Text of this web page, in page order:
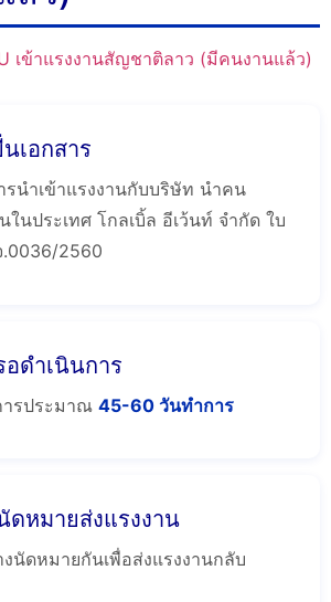
เอกสาร
รนำเข้าแรงงานกับบริษัท นำคน
ในประเทศ โกลเบิ้ล อีเว้นท์ จำกัด ใบ
2560
ดำเนินการ
ารประมาณ 45-60 วันทำการ
หมายส่งแรงงาน
นัดหมายกันเพื่อส่งแรงงานกลับ